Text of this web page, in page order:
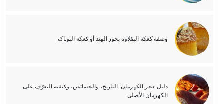
وصفه کعکه البقلاوه بجوز الهند أو کعکه البوباک
دلیل حجر الکهرمان: التاریخ، والخصائص، وکیفیه التعرّف على
الکهرمان الأصلی